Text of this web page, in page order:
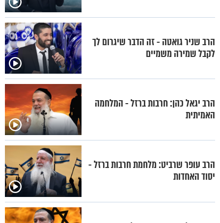
הרב שניר גואטה - זה הדבר שיגרום לך
לקבל שמירה משמיים
הרב יגאל כהן: חרבות ברזל - המלחמה
האמיתית
הרב עופר שרביט: מלחמת חרבות ברזל -
יסוד האחדות